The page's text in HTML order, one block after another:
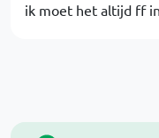
ik moet het altijd ff